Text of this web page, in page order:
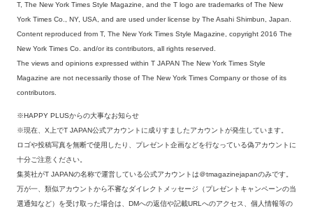
T, The New York Times Style Magazine, and the T logo are trademarks of The New
York Times Co., NY, USA, and are used under license by The Asahi Shimbun, Japan.
Content reproduced from T, The New York Times Style Magazine, copyright 2016 The
New York Times Co. and/or its contributors, all rights reserved.
The views and opinions expressed within T JAPAN The New York Times Style
Magazine are not necessarily those of The New York Times Company or those of its
contributors.
※HAPPY PLUSからの大事なお知らせ
※現在、X上でT JAPAN公式アカウントに成りすましたアカウントが発生しています。
ロゴや投稿写真を無断で使用したり、プレゼント企画などを行なっている偽アカウントに
十分ご注意ください。
集英社がT JAPANの名称で運営している公式アカウントは＠tmagazinejapanのみです。
万が一、類似アカウントから不審なダイレクトメッセージ（プレゼントキャンペーンの当
選通知など）を受け取った場合は、DMへの返信や記載URLへのアクセス、個人情報等の